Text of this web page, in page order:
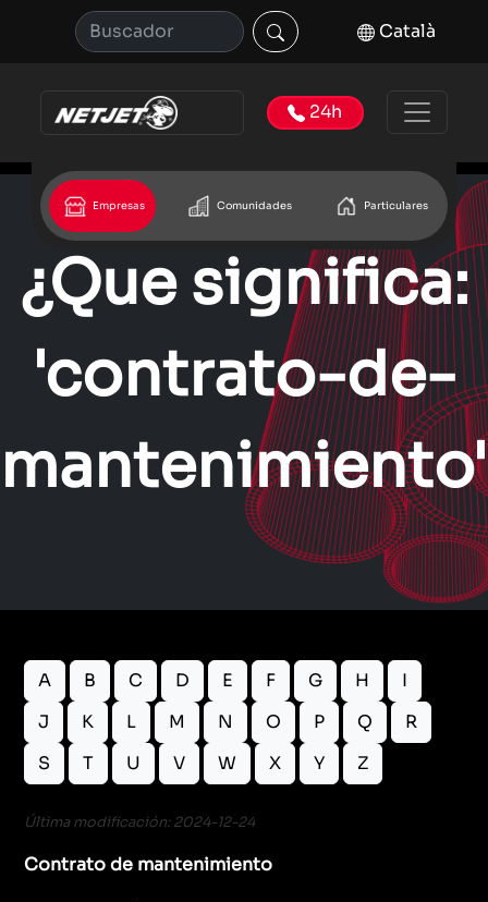
Català
24h
Empresas Comunidades Particulares
¿Que significa:
'contrato-de-
A B C D E F G H
I
J
K L M N O P Q
R
S
T U V W X Y Z
Última modificación: 2024-12-24
Contrato de mantenimiento